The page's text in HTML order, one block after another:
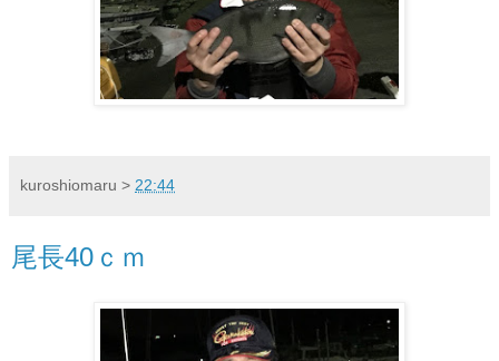
kuroshiomaru > 22:44
尾長40ｃｍ